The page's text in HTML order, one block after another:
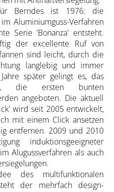
Berndes ist 1976: die
Aluminiumguss-Verfahren
Serie 'Bonanza' entsteht.
der excellente Ruf von
sind leicht, durch die
langlebig und immer
später gelingt es, das
die ersten bunten
angeboten. Die aktuell
wird seit 2005 entwickelt,
mit einem Click ansetzen
entfernen. 2009 und 2010
induktionsgeeigneter
Alugussverfahren als auch
des multifunktionalen
der mehrfach design-